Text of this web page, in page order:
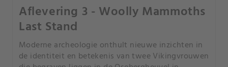
Aflevering 3 - Woolly Mammoths
Last Stand
Moderne archeologie onthult nieuwe inzichten in
de identiteit en betekenis van twee Vikingvrouwen